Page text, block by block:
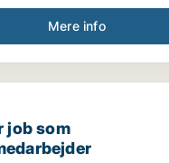
Mere info
som marketingmedarbejder
job som